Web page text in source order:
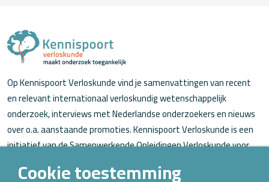
Op Kennispoort Verloskunde vind je samenvattingen van recent
en relevant internationaal verloskundig wetenschappelijk
onderzoek, interviews met Nederlandse onderzoekers en nieuws
over o.a. aanstaande promoties. Kennispoort Verloskunde is een
initiatief van de Samenwerkende Opleidingen Verloskunde voor
Cookie toestemming